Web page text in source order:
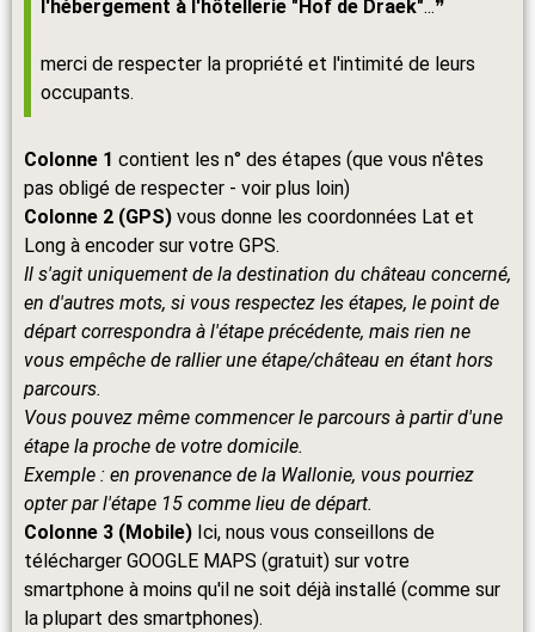
l'hébergement à l'hôtellerie "Hof de Draek"...❞
merci de respecter la propriété et l'intimité de leurs
occupants.
Colonne 1 contient les n° des étapes (que vous n'êtes
pas obligé de respecter - voir plus loin)
Colonne 2 (GPS) vous donne les coordonnées Lat et
Long à encoder sur votre GPS.
Il s'agit uniquement de la destination du château concerné,
en d'autres mots, si vous respectez les étapes, le point de
départ correspondra à l'étape précédente, mais rien ne
vous empêche de rallier une étape/château en étant hors
parcours.
Vous pouvez même commencer le parcours à partir d'une
étape la proche de votre domicile.
Exemple : en provenance de la Wallonie, vous pourriez
opter par l'étape 15 comme lieu de départ.
Colonne 3 (Mobile) Ici, nous vous conseillons de
télécharger GOOGLE MAPS (gratuit) sur votre
smartphone à moins qu'il ne soit déjà installé (comme sur
la plupart des smartphones).